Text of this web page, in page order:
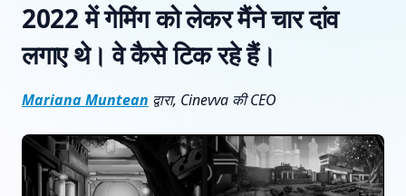
2022 में गेमिंग को लेकर मैंने चार दांव
लगाए थे। वे कैसे टिक रहे हैं।
Mariana Muntean द्वारा, Cinevva की CEO